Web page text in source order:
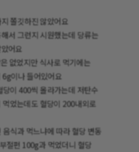
쫄깃하진 않았어요
서 그런지 시원했는데 당류는
어요
없었지만 식사로 먹기에는
이나 들어있어요
이 400씩 올라가는데 저탄수
었는데도 혈당이 200내외로
식과 먹느냐에 따라 혈당 변동
절펀 100g과 먹었더니 혈당